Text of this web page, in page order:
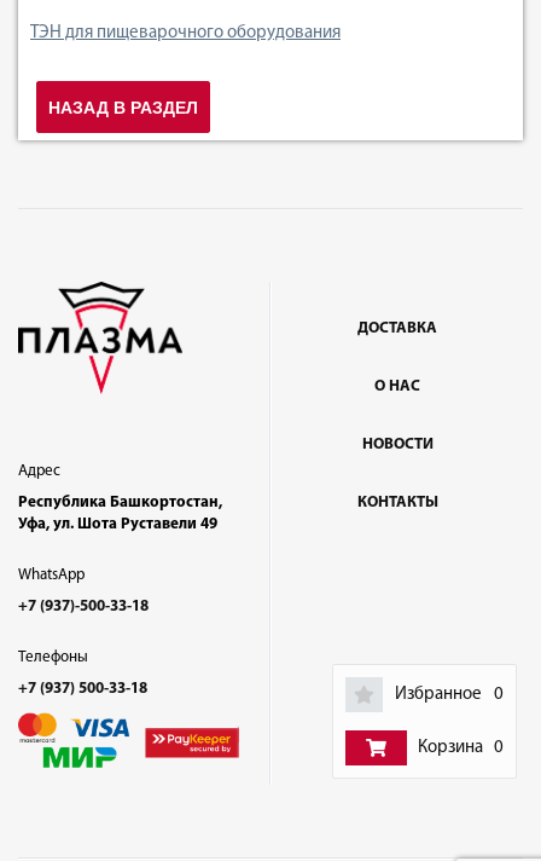
Избранное 0
Корзина 0
ТЭН для пищеварочного оборудования
НАЗАД В РАЗДЕЛ
Адрес
Республика Башкортостан,
Уфа, ул. Шота Руставели 49
WhatsApp
+7 (937)-500-33-18
Телефоны
+7 (937) 500-33-18
ДОСТАВКА
О НАС
НОВОСТИ
КОНТАКТЫ